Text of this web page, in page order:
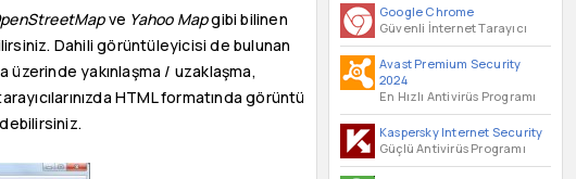
Google Chrome
Güvenli İnternet Tarayıcı
Avast Premium Security
2024
En Hızlı Antivirüs Programı
Kaspersky Internet Security
Güçlü Antivirüs Programı
ve Yahoo Mapgibi bilinen
Dahili görüntüleyicisi de bulunan
üzerinde yakınlaşma / uzaklaşma,
HTML formatında görüntü